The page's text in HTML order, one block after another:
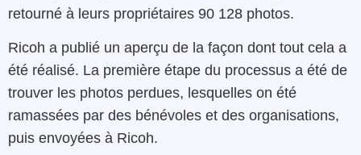
retourné à leurs propriétaires 90 128 photos.
Ricoh a publié un aperçu de la façon dont tout cela a
été réalisé. La première étape du processus a été de
trouver les photos perdues, lesquelles on été
ramassées par des bénévoles et des organisations,
puis envoyées à Ricoh.